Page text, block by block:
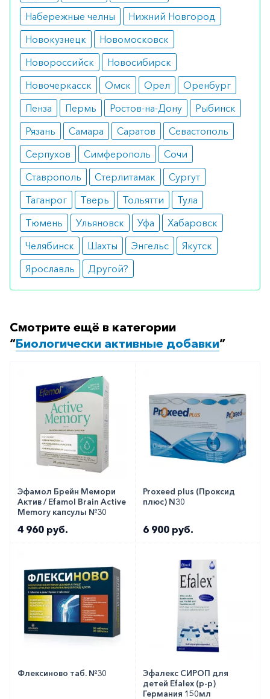
возможно появление слабости и
головокружения.
Режим дозирования
Препарат применяется по одной капсуле 2-3
раза в день. Делать это нужно за 30-40 минут до
еды.
Особые указания
Перед использованием беременными и
кормящими женщинами следует
проконсультироваться с врачом.
Медики о препарате
Врачи рекомендуют добавку для нормализации
метаболизма и поддержания нормальной
Вы можете заказать препарат с доставкой в
аптеку-партнёра в вашем городе. Для этого Вы
заказать по телефону
с любого телефона по РФ)
Набережные челны
Нижний Новгород
Новокузнецк
Новомосковск
Новороссийск
Новосибирск
Новочеркасск
Омск Орел
Оренбург
Пенза
Пермь Ростов-на-Дону
Рыбинск
Рязань
Самара Саратов
Севастополь
Серпухов
Симферополь
Сочи
Ставрополь
Стерлитамак
Сургут
Таганрог
Тверь Тольятти
Тула
Тюмень
Ульяновск Уфа
Хабаровск
Челябинск
Шахты Энгельс
Якутск
Ярославль
Другой?
Смотрите ещё в категории
“Биологически активные добавки”
Эфамол Брейн Мемори
Актив / Efamol Brain Active
Memory капсулы №30
4 960 руб.
Proxeed plus (Проксид
плюс) N30
6 900 руб.
Флексиново таб. №30
Эфалекс СИРОП для
детей Efalex (р-р)
Германия 150мл